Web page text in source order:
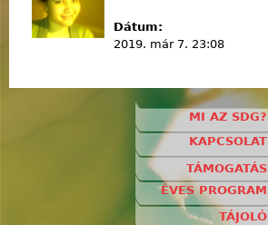
Dátum:
2019. már 7. 23:08
MI AZ SDG?
KAPCSOLAT
TÁMOGATÁS
ÉVES PROGRAM
TÁJOLÓ